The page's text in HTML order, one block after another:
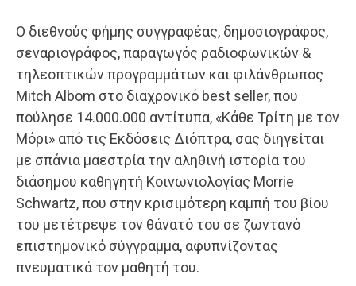
Ο διεθνούς φήμης συγγραφέας, δημοσιογράφος,
σεναριογράφος, παραγωγός ραδιοφωνικών &
τηλεοπτικών προγραμμάτων και φιλάνθρωπος
Mitch Albom στο διαχρονικό best seller, που
πούλησε 14.000.000 αντίτυπα, «Κάθε Τρίτη με τον
Μόρι» από τις Εκδόσεις Διόπτρα, σας διηγείται
με σπάνια μαεστρία την αληθινή ιστορία του
διάσημου καθηγητή Κοινωνιολογίας Morrie
Schwartz, που στην κρισιμότερη καμπή του βίου
του μετέτρεψε τον θάνατό του σε ζωντανό
επιστημονικό σύγγραμμα, αφυπνίζοντας
πνευματικά τον μαθητή του.